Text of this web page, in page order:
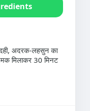
अदरक-लहसुन का
मिलाकर 30 मिनट